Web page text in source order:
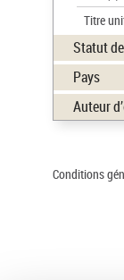
Titre
Statut
Pays
Auteur
Conditions